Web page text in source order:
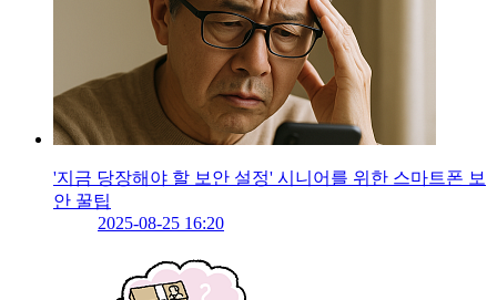
'지금 당장해야 할 보안 설정' 시니어를 위한 스마트폰 보
안 꿀팁
2025-08-25 16:20